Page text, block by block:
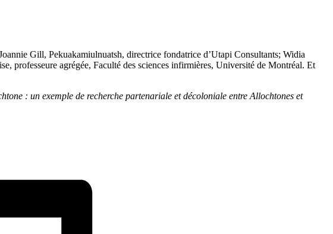
Gill, Pekuakamiulnuatsh, directrice fondatrice d’Utapi Consultants; Widia
professeure agrégée, Faculté des sciences infirmières, Université de Montréal. Et
: un exemple de recherche partenariale et décoloniale entre Allochtones et